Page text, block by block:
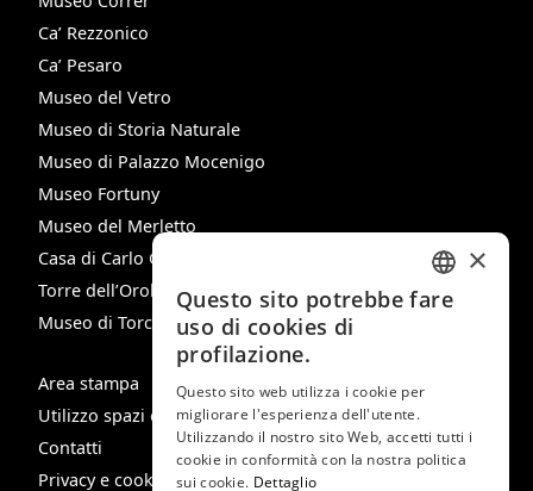
Ca’ Rezzonico
Ca’ Pesaro
Museo del Vetro
Museo di Storia Naturale
Museo di Palazzo Mocenigo
Museo Fortuny
Museo del Merletto
Casa di Carlo Goldoni
Torre dell’Orologio
Museo di Torcello
Area stampa
Utilizzo spazi e immagini
Contatti
Privacy e cookie policy
ITALIAN
GERMAN
FRENCH
×
Questo sito potrebbe fare
uso di cookies di
profilazione.
Questo sito web utilizza i cookie per
migliorare l'esperienza dell'utente.
Utilizzando il nostro sito Web, accetti tutti i
cookie in conformità con la nostra politica
sui cookie. Dettaglio